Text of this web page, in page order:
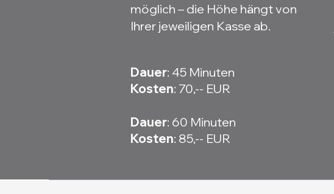
möglich – die Höhe hängt von
Ihrer jeweiligen Kasse ab.​
Dauer: 45 Minuten​
Kosten: 70,-- EUR
Dauer: 60 Minuten​
Kosten: 85,-- EUR